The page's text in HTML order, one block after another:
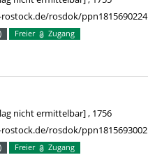
rosdok/ppn1815690224
Freier Zugang
nicht ermittelbar] , 1756
rosdok/ppn1815693002
Freier Zugang